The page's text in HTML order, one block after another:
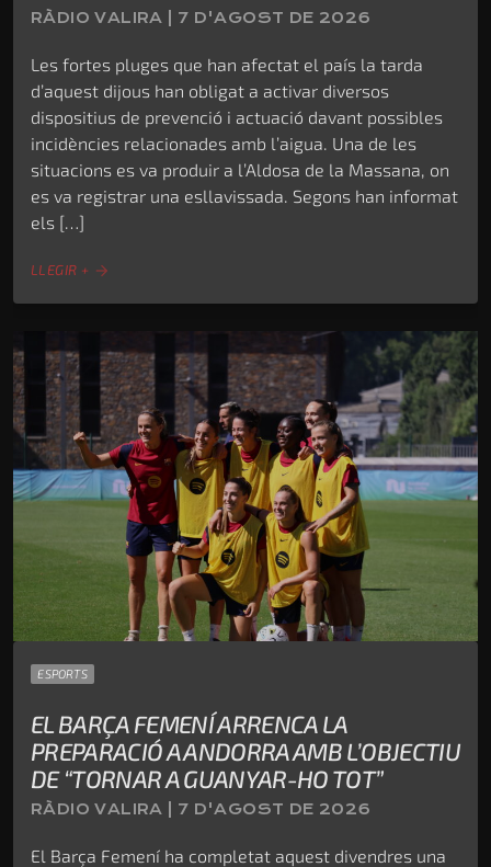
RÀDIO VALIRA | 7 D'AGOST DE 2026
Les fortes pluges que han afectat el país la tarda
d’aquest dijous han obligat a activar diversos
dispositius de prevenció i actuació davant possibles
incidències relacionades amb l’aigua. Una de les
situacions es va produir a l’Aldosa de la Massana, on
es va registrar una esllavissada. Segons han informat
els […]
LLEGIR + arrow_forward
ESPORTS
EL BARÇA FEMENÍ ARRENCA LA
PREPARACIÓ A ANDORRA AMB L’OBJECTIU
DE “TORNAR A GUANYAR-HO TOT”
RÀDIO VALIRA | 7 D'AGOST DE 2026
El Barça Femení ha completat aquest divendres una